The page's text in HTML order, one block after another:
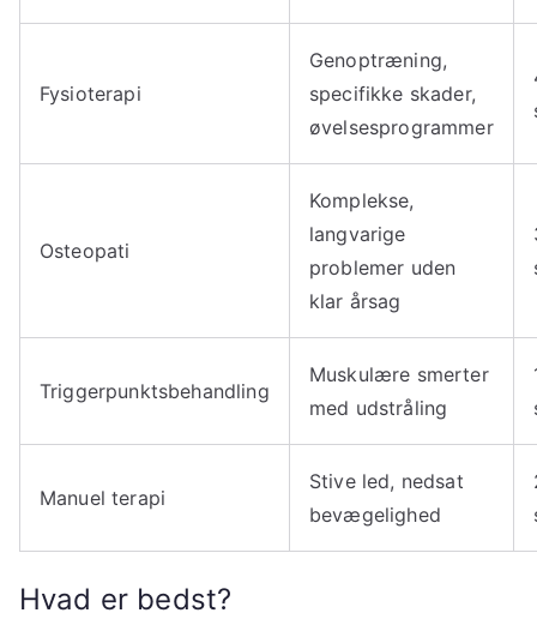
Fysioterapi
Genoptræning,
specifikke skader,
øvelsesprogrammer
Osteopati
Komplekse,
langvarige
problemer uden
klar årsag
Triggerpunktsbehandling
Muskulære smerter
med udstråling
Manuel terapi
Stive led, nedsat
bevægelighed
Hvad er bedst?